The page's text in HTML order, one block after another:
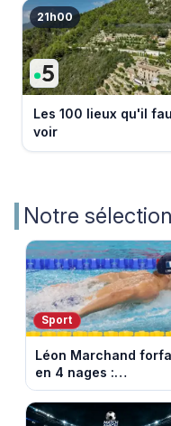
21h00
Les 100 lieux qu'il
voir
Notre
Sport
Léon Marchand
en 4 nages :
découvrez son
programme de nage